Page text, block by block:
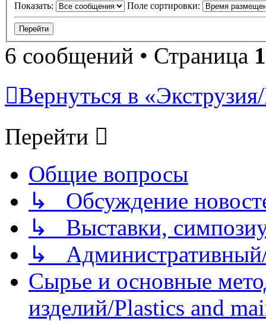
Показать: Поле сортировки:
6 сообщений • Страница 1
Вернуться в
Перейти
Общие вопросы
↳ Обсуждение
↳ Выставки,
↳
Сырье и основные
изделий/Plastics and